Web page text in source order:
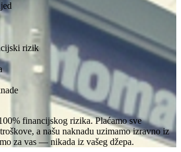
rizik
financijskog rizika. Plaćamo sve
a našu naknadu uzimamo izravno iz
za vas — nikada iz vašeg džepa.